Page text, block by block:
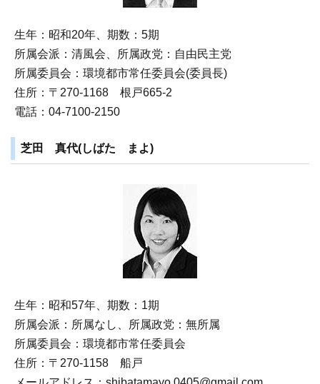
生年：昭和20年、期数：5期
所属会派：清風会、所属政党：自由民主党
所属委員会：環境都市常任委員会(委員長)
住所：〒270‐1168 根戸665-2
電話：04-7100-2150
芝田 真代(しばた まよ)
生年：昭和57年、期数：1期
所属会派：所属なし、所属政党：無所属
所属委員会：環境都市常任委員会
住所：〒270‐1158 船戸